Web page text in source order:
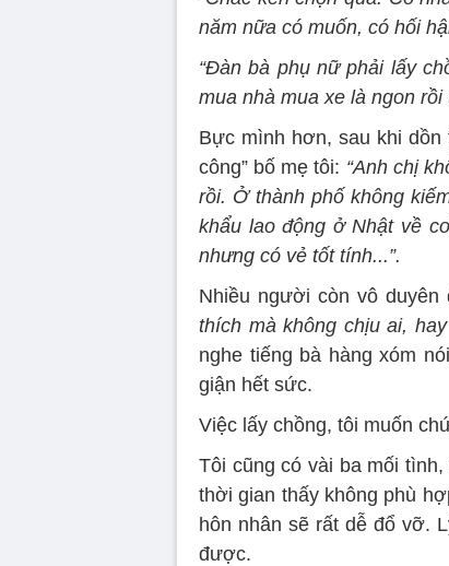
năm nữa có muốn, có hối
“Đàn bà phụ nữ phải lấy
mua nhà mua xe là ngon rồi
Bực mình hơn, sau khi
công” bố mẹ tôi: “Anh chị
rồi. Ở thành phố không
khẩu lao động ở Nhật về
nhưng có vẻ tốt tính...”.
Nhiều người còn vô duyên
thích mà không chịu ai,
nghe tiếng bà hàng xóm
giận hết sức.
Việc lấy chồng, tôi muốn
Tôi cũng có vài ba mối
thời gian thấy không phù
hôn nhân sẽ rất dễ đổ vỡ.
được.